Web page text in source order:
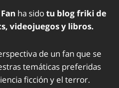
ha sidotu blog friki de
videojuegos y libros.
de un fan que se
temáticas preferidas
ficción y el terror.